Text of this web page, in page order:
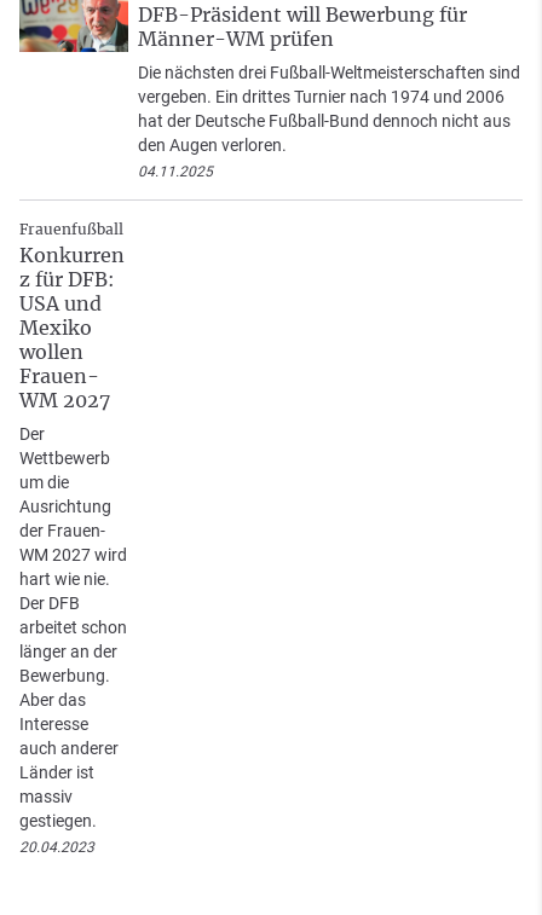
DFB-Präsident will Bewerbung für
Männer-WM prüfen
Die nächsten drei Fußball-Weltmeisterschaften sind
vergeben. Ein drittes Turnier nach 1974 und 2006
hat der Deutsche Fußball-Bund dennoch nicht aus
den Augen verloren.
04.11.2025
Frauenfußball
Konkurren
z für DFB:
USA und
Mexiko
wollen
Frauen-
WM 2027
Der
Wettbewerb
um die
Ausrichtung
der Frauen-
WM 2027 wird
hart wie nie.
Der DFB
arbeitet schon
länger an der
Bewerbung.
Aber das
Interesse
auch anderer
Länder ist
massiv
gestiegen.
20.04.2023